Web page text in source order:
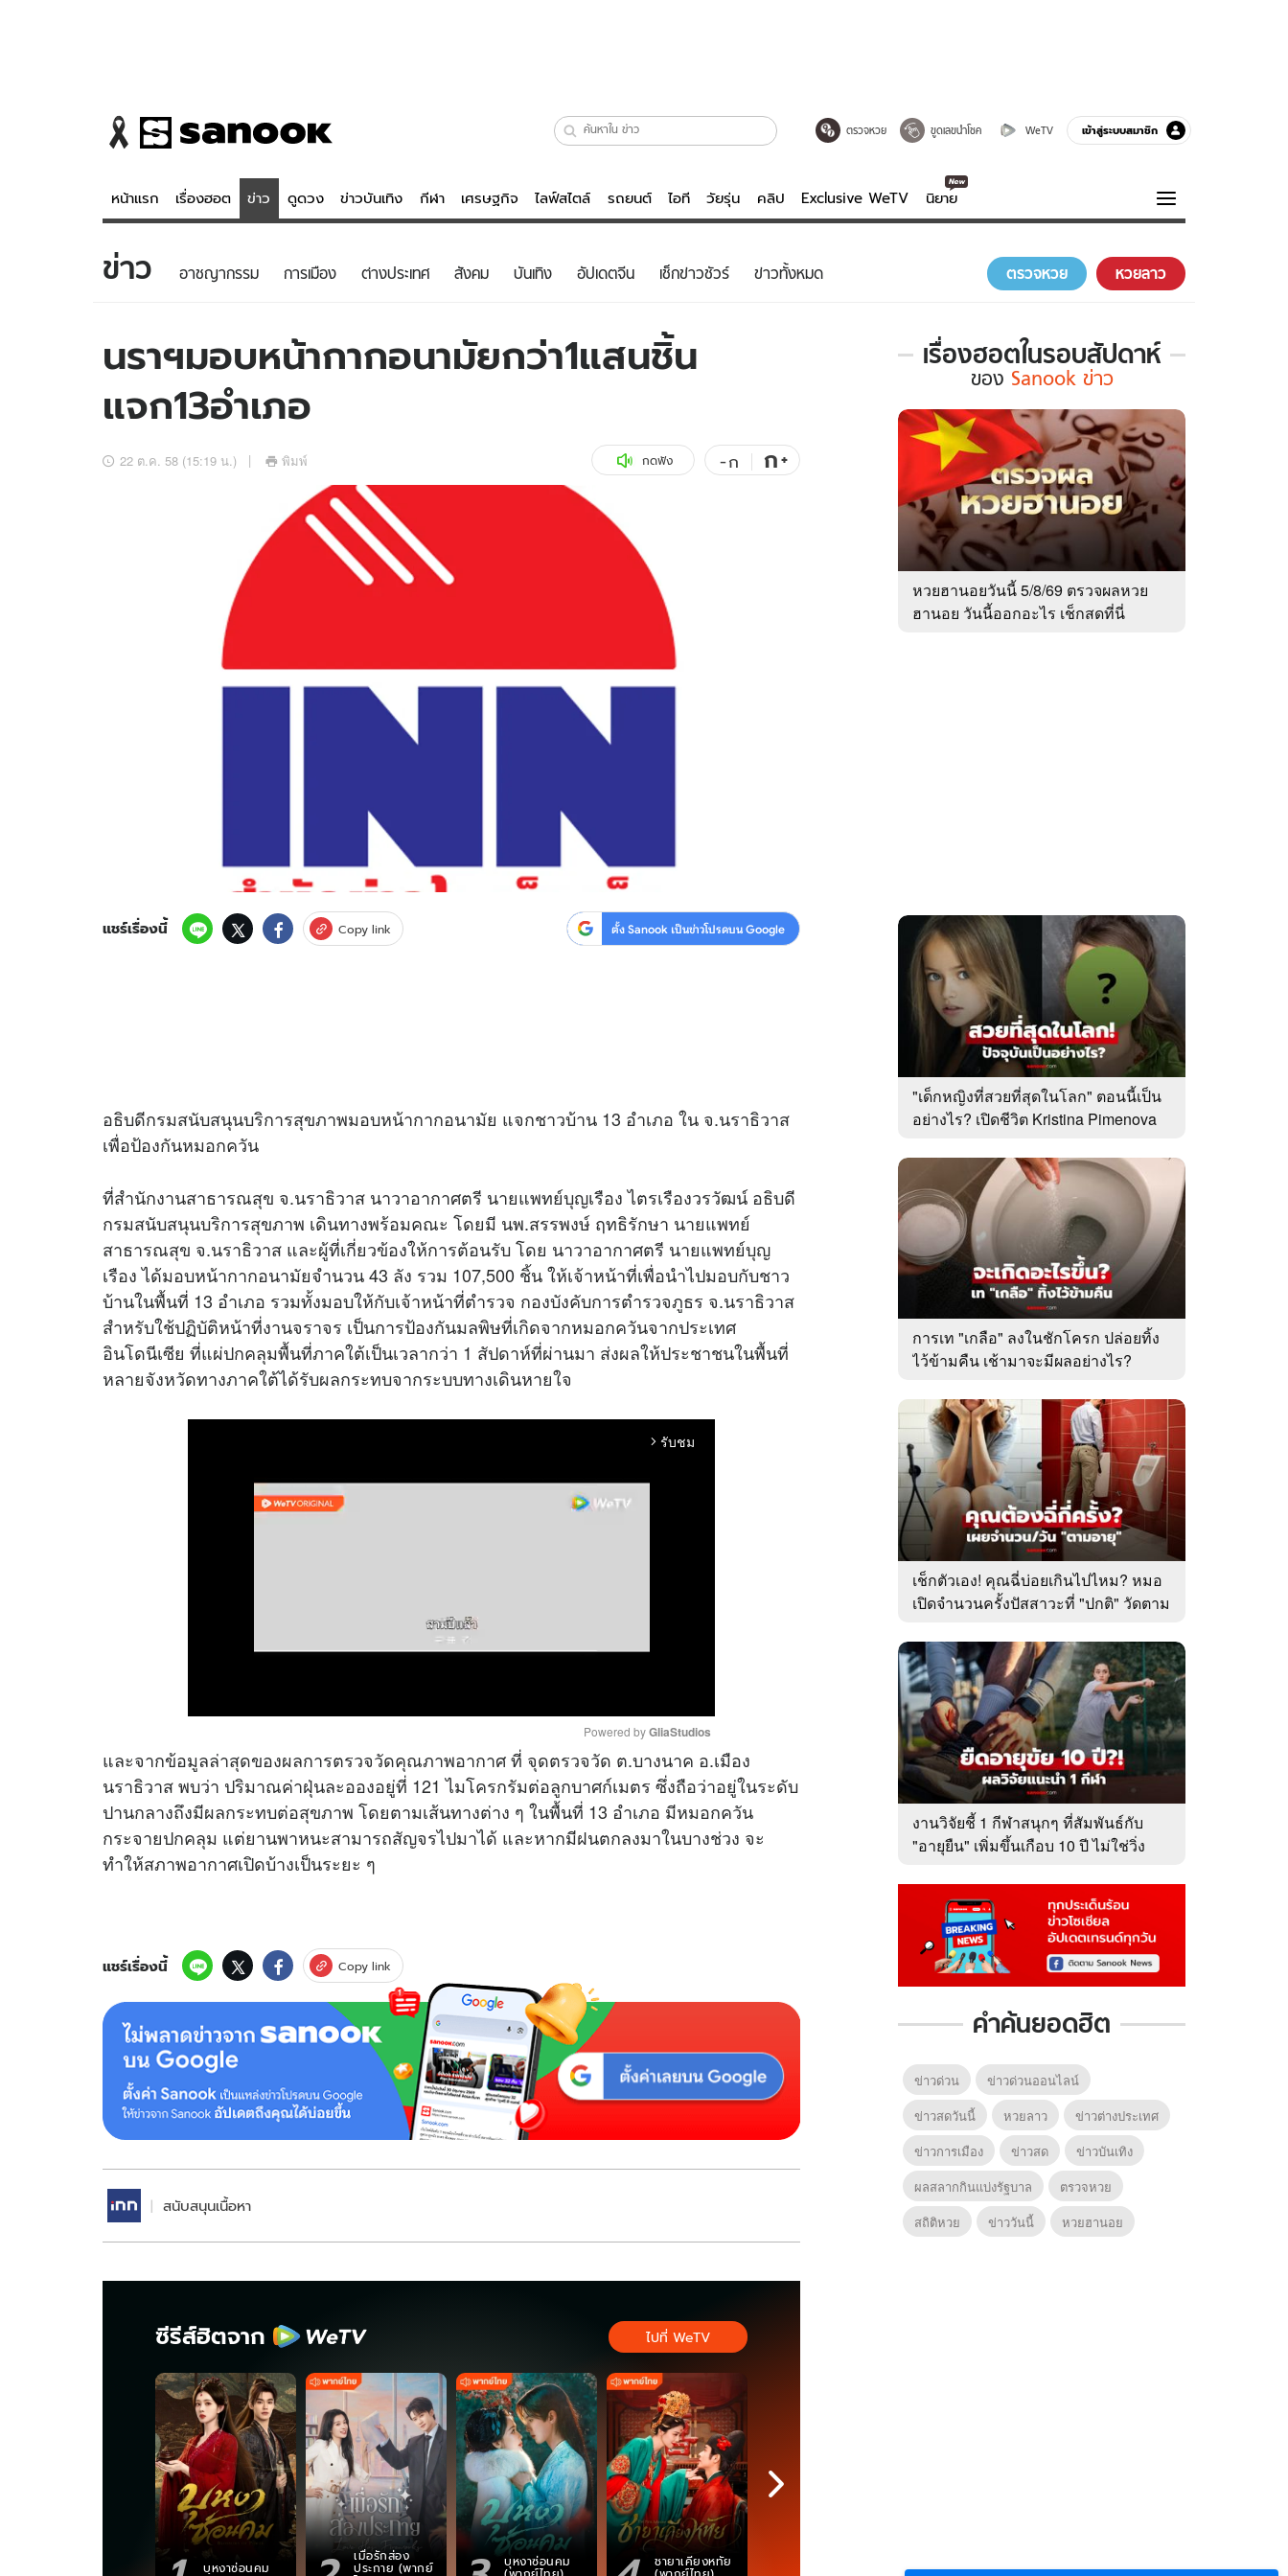
ตรวจหวย ขูดเลขนำโชค WeTV เข้าสู่ระบบสมาชิก
หน้าแรก เรื่องฮอต ข่าว ดูดวง ข่าวบันเทิง กีฬา เศรษฐกิจ ไลฟ์สไตล์ รถยนต์ ไอที วัยรุ่น คลิป Exclusive WeTV นิยาย
ข่าว
ข่าวบันเทิง
ข่าวกีฬา
ข่าวเศรษฐกิจ
อัปเดตจีน
ดูดวง - ตรวจหวย
สถิติหวยไทย
ไลฟ์สไตล์
วัยรุ่น
สุขภาพ
เที่ยว-กิน
Tasteful Thailand
Sanook Choice
บันเทิงครบรส
ดูทีวี
ความรู้รอบตัว
ฮาวทู
ดาวน์โหลดสนุกแอปฟรี
บริษัท อิมเมจ ฟิวเจอร์ (ประเทศไทย) จำกัด
ข่าว อาชญากรรม การเมือง ต่างประเทศ สังคม บันเทิง อัปเดตจีน เช็กข่าวชัวร์ ข่าวทั้งหมด ตรวจหวย หวยลาว
นราฯมอบหน้ากากอนามัยกว่า1แสนชิ้น
แจก13อำเภอ
22 ต.ค. 58 (15:19 น.) พิมพ์ กดฟัง -ก ก+
แชร์เรื่องนี้ Copy link ตั้ง Sanook เป็นข่าวโปรดบน Google
อธิบดีกรมสนับสนุนบริการสุขภาพมอบหน้ากากอนามัย แจกชาวบ้าน 13 อำเภอ ใน จ.นราธิวาส
เพื่อป้องกันหมอกควัน
ที่สำนักงานสาธารณสุข จ.นราธิวาส นาวาอากาศตรี นายแพทย์บุญเรือง ไตรเรืองวรวัฒน์ อธิบดี
กรมสนับสนุนบริการสุขภาพ เดินทางพร้อมคณะ โดยมี นพ.สรรพงษ์ ฤทธิรักษา นายแพทย์
สาธารณสุข จ.นราธิวาส และผู้ที่เกี่ยวข้องให้การต้อนรับ โดย นาวาอากาศตรี นายแพทย์บุญ
เรือง ได้มอบหน้ากากอนามัยจำนวน 43 ลัง รวม 107,500 ชิ้น ให้เจ้าหน้าที่เพื่อนำไปมอบกับชาว
บ้านในพื้นที่ 13 อำเภอ รวมทั้งมอบให้กับเจ้าหน้าที่ตำรวจ กองบังคับการตำรวจภูธร จ.นราธิวาส
สำหรับใช้ปฏิบัติหน้าที่งานจราจร เป็นการป้องกันมลพิษที่เกิดจากหมอกควันจากประเทศ
อินโดนีเซีย ที่แผ่ปกคลุมพื้นที่ภาคใต้เป็นเวลากว่า 1 สัปดาห์ที่ผ่านมา ส่งผลให้ประชาชนในพื้นที่
หลายจังหวัดทางภาคใต้ได้รับผลกระทบจากระบบทางเดินหายใจ
arrow_forward_ios รับชม
M
u
t
Powered by GliaStudios
และจากข้อมูลล่าสุดของผลการตรวจวัดคุณภาพอากาศ ที่ จุดตรวจวัด ต.บางนาค อ.เมือง
นราธิวาส พบว่า ปริมาณค่าฝุ่นละอองอยู่ที่ 121 ไมโครกรัมต่อลูกบาศก์เมตร ซึ่งถือว่าอยู่ในระดับ
ปานกลางถึงมีผลกระทบต่อสุขภาพ โดยตามเส้นทางต่าง ๆ ในพื้นที่ 13 อำเภอ มีหมอกควัน
กระจายปกคลุม แต่ยานพาหนะสามารถสัญจรไปมาได้ และหากมีฝนตกลงมาในบางช่วง จะ
ทำให้สภาพอากาศเปิดบ้างเป็นระยะ ๆ
แชร์เรื่องนี้ Copy link
สนับสนุนเนื้อหา
ซีรีส์ฮิตจาก
บุหงาซ่อนคม
เมื่อรักส่อง
ประกาย (พากย์ บุหงาซ่อนคม ชายาเคียงหทัย พบเธอ (พากย์ ภูตถั
ไปที่ WeTV
เรื่องฮอตในรอบสัปดาห์
เรื่อง
ใน
รอบ
สัปดาห์
Sanook
ข่าว
ของ Sanook ข่าว
หวยฮานอยวันนี้ 5/8/69 ตรวจผลหวย
ฮานอย วันนี้ออกอะไร เช็กสดที่นี่
"เด็กหญิงที่สวยที่สุดในโลก" ตอนนี้เป็น
อย่างไร? เปิดชีวิต Kristina Pimenova
การเท "เกลือ" ลงในชักโครก ปล่อยทิ้ง
ไว้ข้ามคืน เช้ามาจะมีผลอย่างไร?
เช็กตัวเอง! คุณฉี่บ่อยเกินไปไหม? หมอ
เปิดจำนวนครั้งปัสสาวะที่ "ปกติ" วัดตาม
งานวิจัยชี้ 1 กีฬาสนุกๆ ที่สัมพันธ์กับ
"อายุยืน" เพิ่มขึ้นเกือบ 10 ปี ไม่ใช่วิ่ง
คำค้นยอดฮิต
ข่าวด่วน
ข่าวด่วนออนไลน์
ข่าวสดวันนี้
หวยลาว
ข่าวต่างประเทศ
ข่าวการเมือง
ข่าวสด
ข่าวบันเทิง
ผลสลากกินแบ่งรัฐบาล
ตรวจหวย
สถิติหวย
ข่าววันนี้ หวยฮานอย